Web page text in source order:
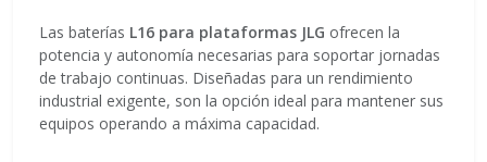
Las baterías L16 para plataformas JLG ofrecen la
potencia y autonomía necesarias para soportar jornadas
de trabajo continuas. Diseñadas para un rendimiento
industrial exigente, son la opción ideal para mantener sus
equipos operando a máxima capacidad.